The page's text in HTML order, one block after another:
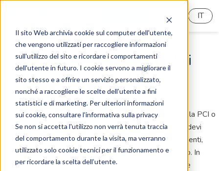
Il sito Web archivia cookie sul computer dell'utente,
che vengono utilizzati per raccogliere informazioni
sull'utilizzo del sito e ricordare i comportamenti
dell'utente in futuro. I cookie servono a migliorare il
sito stesso e a offrire un servizio personalizzato,
nonché a raccogliere le scelte dell’utente a fini
statistici e di marketing. Per ulteriori informazioni
sui cookie, consultare l'informativa sulla privacy
Se non si accetta l'utilizzo non verrà tenuta traccia
del comportamento durante la visita, ma verranno
utilizzato solo cookie tecnici per il funzionamento e
per ricordare la scelta dell’utente.
IT
Penetration Test per l'analisi
delle vulnerabilità IT
Se hai qualche regolamentazione da soddisfare, come la PCI o
le ISO, o prevedi di stipulare un'assicurazione Cyber o devi
fornire evidenze della tua postura di sicurezza a tuoi clienti,
l’attività di Penetration Testè qualcosa di necessario. In
ogni caso è sempre utile testare la sicurezza della rete